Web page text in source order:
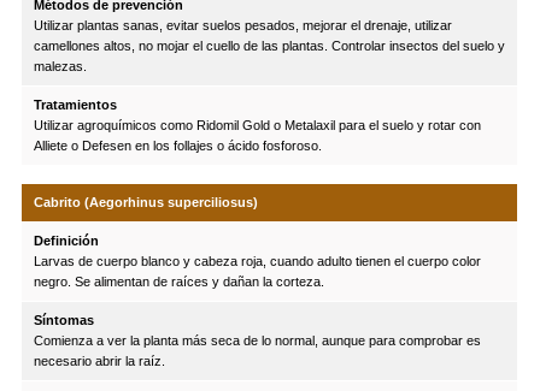
Métodos de prevención
Utilizar plantas sanas, evitar suelos pesados, mejorar el drenaje, utilizar
camellones altos, no mojar el cuello de las plantas. Controlar insectos del suelo y
malezas.
Tratamientos
Utilizar agroquímicos como Ridomil Gold o Metalaxil para el suelo y rotar con
Alliete o Defesen en los follajes o ácido fosforoso.
Cabrito (Aegorhinus superciliosus)
Definición
Larvas de cuerpo blanco y cabeza roja, cuando adulto tienen el cuerpo color
negro. Se alimentan de raíces y dañan la corteza.
Síntomas
Comienza a ver la planta más seca de lo normal, aunque para comprobar es
necesario abrir la raíz.